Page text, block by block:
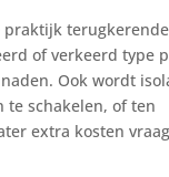
praktijk terugkerende
of verkeerd type
Ook wordt
te schakelen, of ten
extra kosten